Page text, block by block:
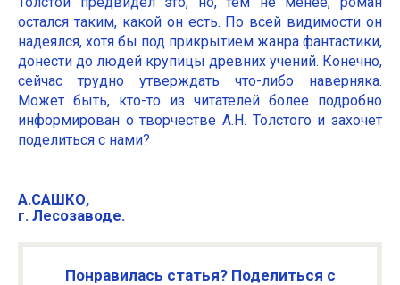
остался таким, какой он есть. По всей видимости он
надеялся, хотя бы под прикрытием жанра фантастики,
донести до людей крупицы древних учений. Конечно,
сейчас трудно утверждать что-либо наверняка.
Может быть, кто-то из читателей более подробно
информирован о творчестве А.Н. Толстого и захочет
поделиться с нами?
А.САШКО,
г. Лесозаводе.
Понравилась статья? Поделиться с